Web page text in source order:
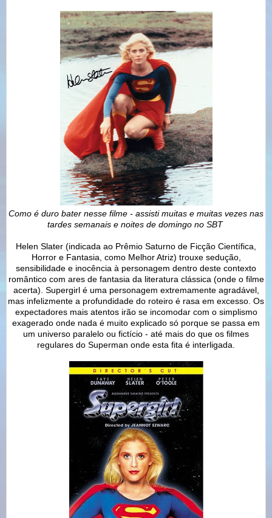
Como é duro bater nesse filme - assisti muitas e muitas vezes nas
tardes semanais e noites de domingo no SBT
Helen Slater (indicada ao Prêmio Saturno de Ficção Científica,
Horror e Fantasia, como Melhor Atriz) trouxe sedução,
sensibilidade e inocência à personagem dentro deste contexto
romântico com ares de fantasia da literatura clássica (onde o filme
acerta). Supergirl é uma personagem extremamente agradável,
mas infelizmente a profundidade do roteiro é rasa em excesso. Os
expectadores mais atentos irão se incomodar com o simplismo
exagerado onde nada é muito explicado só porque se passa em
um universo paralelo ou fictício - até mais do que os filmes
regulares do Superman onde esta fita é interligada.